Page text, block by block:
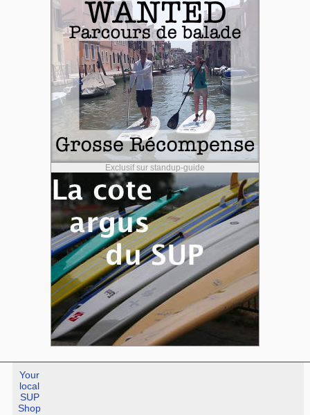
Exclusif sur standup-guide
Your
local
SUP
Shop